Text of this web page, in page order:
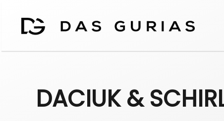
DACIUK &